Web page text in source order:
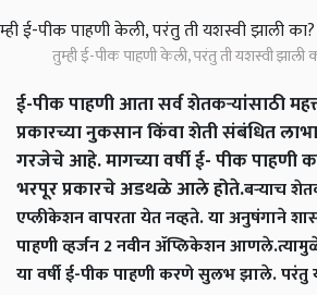
तुम्ही ई-पीक पाहणी केली, परंतु ती यशस्वी झाली
ई-पीक पाहणी आता सर्व शेतकऱ्यांसाठी
प्रकारच्या नुकसान किंवा शेती संबंधित
गरजेचे आहे. मागच्या वर्षी ई- पीक पाहणी
भरपूर प्रकारचे अडथळे आले होते.बऱ्याच
एप्लीकेशन वापरता येत नव्हते. या अनुषंगाने
पाहणी व्हर्जन 2 नवीन ॲप्लिकेशन आणले.
या वर्षी ई-पीक पाहणी करणे सुलभ झाले. परंतु